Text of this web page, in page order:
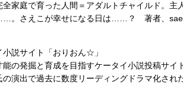
全家庭で育った人間＝アダルトチャイルド。
。さえこが幸せになる日は……？ 著者、
小説サイト「おりおん☆」
能の発掘と育成を目指すケータイ小説投稿サイト
の演出で過去に数度リーディングドラマ化さ